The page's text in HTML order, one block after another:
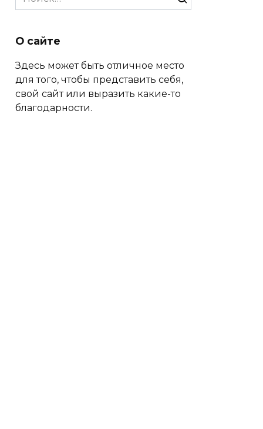
for:
О сайте
Здесь может быть отличное место
для того, чтобы представить себя,
свой сайт или выразить какие-то
благодарности.